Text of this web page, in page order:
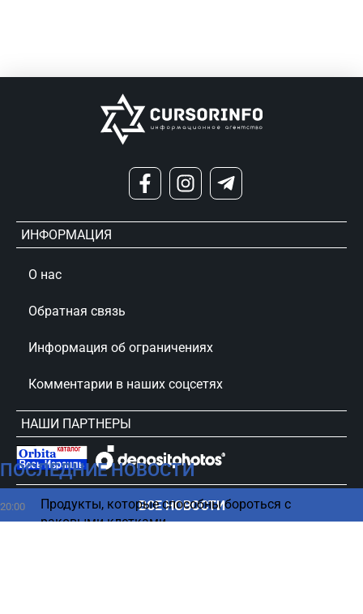
ПОСЛЕДНИЕ НОВОСТИ
20:00
Продукты, которые способны бороться с
раковыми клетками
ВСЕ НОВОСТИ
ИНФОРМАЦИЯ
О нас
Обратная связь
Информация об ограничениях
Комментарии в наших соцсетях
НАШИ ПАРТНЕРЫ
сursorinfo.co.il © Все права защищены